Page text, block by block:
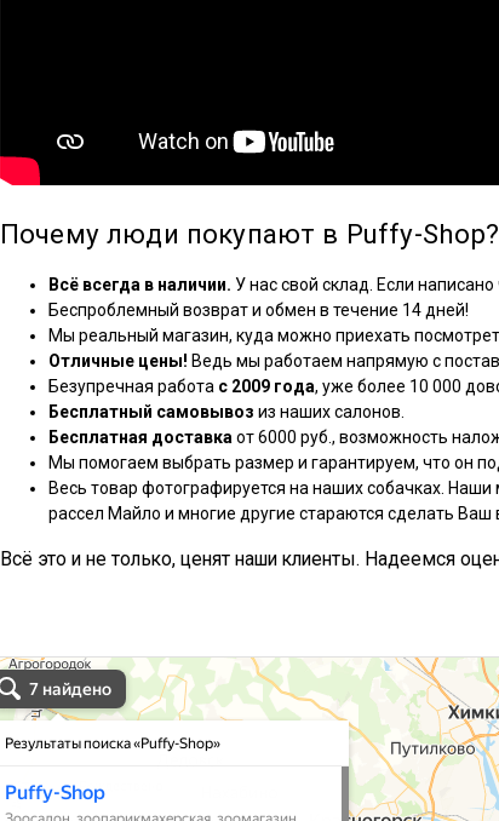
Почему люди покупают в Puffy-Shop?
Всё всегда в наличии. У нас свой склад. Если
Беспроблемный возврат и обмен в течение 14 дней!
Мы реальный магазин, куда можно приехать
Отличные цены! Ведь мы работаем напрямую с
Безупречная работа с 2009 года, уже более 10 000
Бесплатный самовывоз из наших салонов.
Бесплатная доставка от 6000 руб., возможность
Мы помогаем выбрать размер и гарантируем, что он
Весь товар фотографируется на наших собачках.
рассел Майло и многие другие стараются сделать
Всё это и не только, ценят наши клиенты. Надеемся